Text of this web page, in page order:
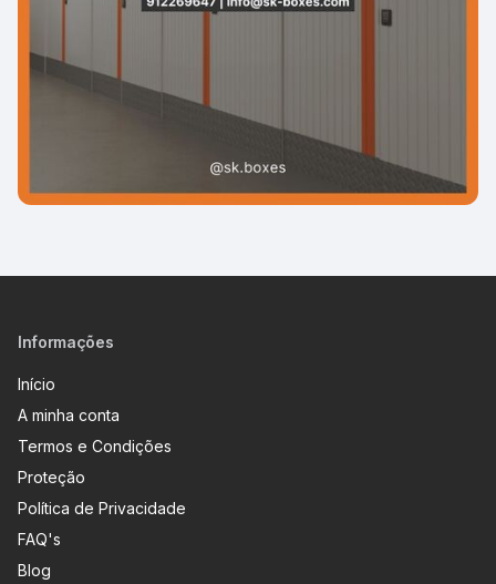
Informações
Início
A minha conta
Termos e Condições
Proteção
Política de Privacidade
FAQ's
Blog